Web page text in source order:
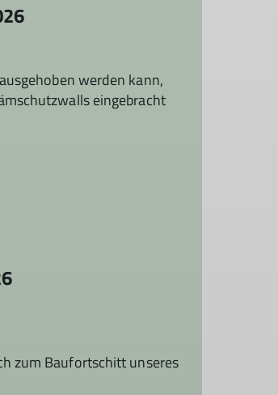
werden kann,
eingebracht
zum Baufortschitt unseres